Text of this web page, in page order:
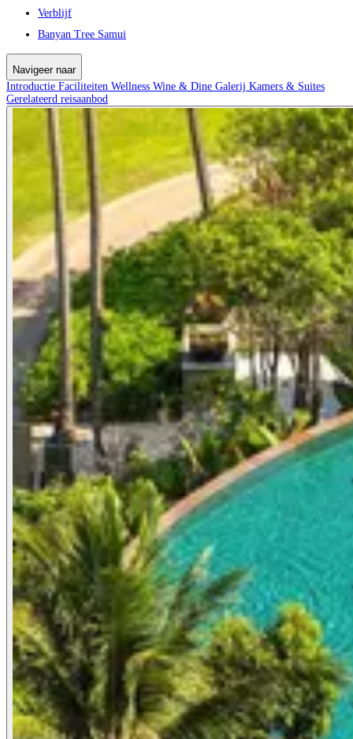
Verblijf
Banyan Tree Samui
Navigeer naar
Introductie Faciliteiten Wellness Wine & Dine Galerij Kamers & Suites
Gerelateerd reisaanbod